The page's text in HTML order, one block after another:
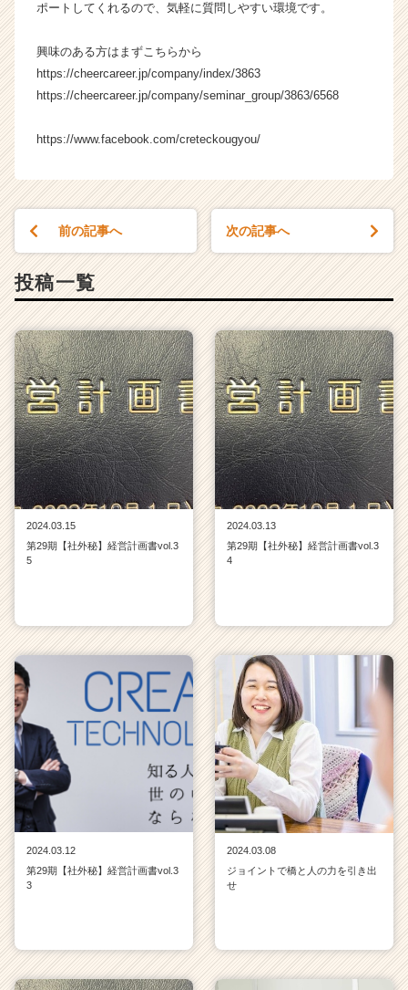
が
く
就
活
ト
ア
キ
ア
h
e
r
C
a
r
e
e
r）
ポートしてくれるので、気軽に質問しやすい環境です。
興味のある方はまずこちらから
https://cheercareer.jp/company/index/3863
https://cheercareer.jp/company/seminar_group/3863/6568
https://www.facebook.com/creteckougyou/
前の記事へ 次の記事へ
投稿一覧
2024.03.15
第29期【社外秘】経営計画書vol.3
5
2024.03.13
第29期【社外秘】経営計画書vol.3
4
2024.03.12
第29期【社外秘】経営計画書vol.3
3
2024.03.08
ジョイントで橋と人の力を引き出
せ